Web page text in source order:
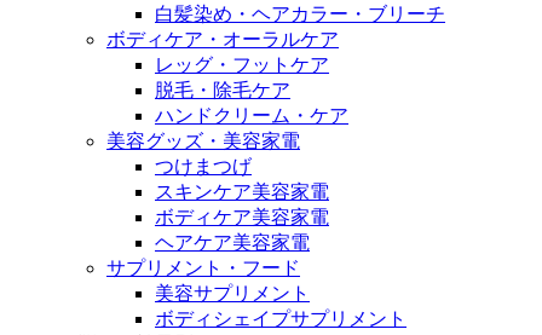
白髪染め・ヘアカラー・ブリーチ
ボディケア・オーラルケア
レッグ・フットケア
脱毛・除毛ケア
ハンドクリーム・ケア
美容グッズ・美容家電
つけまつげ
スキンケア美容家電
ボディケア美容家電
ヘアケア美容家電
サプリメント・フード
美容サプリメント
ボディシェイプサプリメント